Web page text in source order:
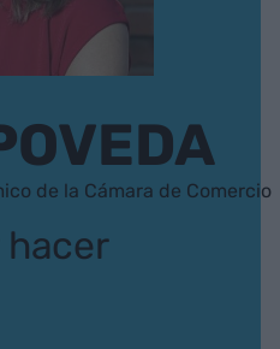
de la Cámara de Comercio
hacer